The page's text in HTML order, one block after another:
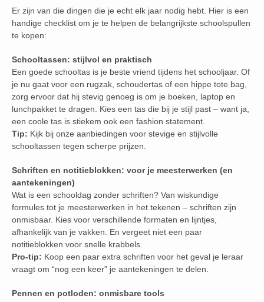
Er zijn van die dingen die je echt elk jaar nodig hebt. Hier is een
handige checklist om je te helpen de belangrijkste schoolspullen
te kopen:
Schooltassen: stijlvol en praktisch
Een goede schooltas is je beste vriend tijdens het schooljaar. Of
je nu gaat voor een rugzak, schoudertas of een hippe tote bag,
zorg ervoor dat hij stevig genoeg is om je boeken, laptop en
lunchpakket te dragen. Kies een tas die bij je stijl past – want ja,
een coole tas is stiekem ook een fashion statement.
Tip: Kijk bij onze aanbiedingen voor stevige en stijlvolle
schooltassen tegen scherpe prijzen.
Schriften en notitieblokken: voor je meesterwerken (en
aantekeningen)
Wat is een schooldag zonder schriften? Van wiskundige
formules tot je meesterwerken in het tekenen – schriften zijn
onmisbaar. Kies voor verschillende formaten en lijntjes,
afhankelijk van je vakken. En vergeet niet een paar
notitieblokken voor snelle krabbels.
Pro-tip: Koop een paar extra schriften voor het geval je leraar
vraagt om “nog een keer” je aantekeningen te delen.
Pennen en potloden: onmisbare tools